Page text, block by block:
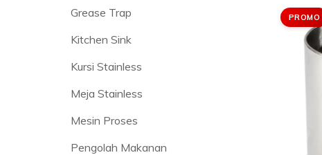
Grease Trap
Kitchen Sink
Kursi Stainless
Meja Stainless
Mesin Proses
Pengolah Makanan
PROMO